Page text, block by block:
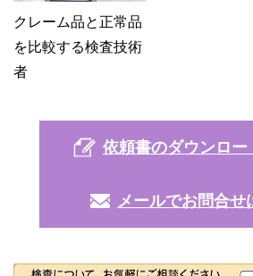
クレーム品と正常品
を比較する検査技術
者
依頼書のダウンロー
メールでお問合せ